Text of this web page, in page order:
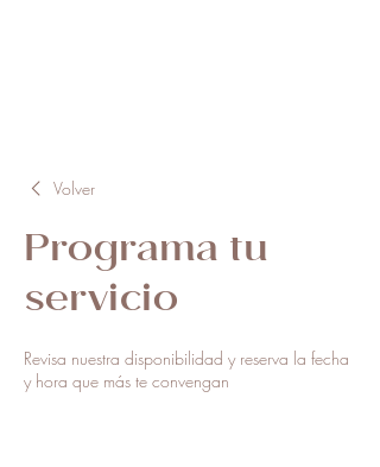
Volver
Programa tu
servicio
Revisa nuestra disponibilidad y reserva la fecha
y hora que más te convengan